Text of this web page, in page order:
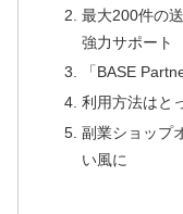
最大200件の
強力サポート
「BASE
利用方法はと
副業ショップ
い風に